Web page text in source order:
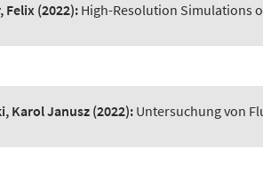
Felix(2022): High-Resolution Simulations
Karol Janusz (2022): Untersuchung von